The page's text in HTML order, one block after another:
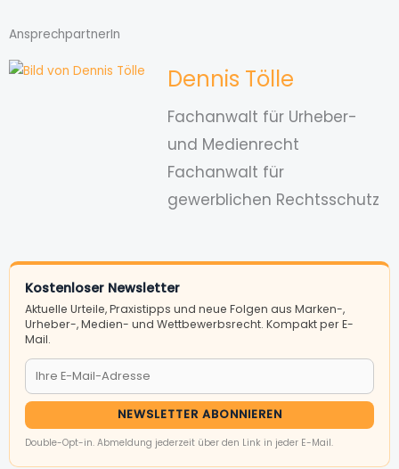
AnsprechpartnerIn
Dennis Tölle
Fachanwalt für Urheber-
und Medienrecht
Fachanwalt für
gewerblichen Rechtsschutz
Kostenloser Newsletter
Aktuelle Urteile, Praxistipps und neue Folgen aus Marken-,
Urheber-, Medien- und Wettbewerbsrecht. Kompakt per E-
Mail.
NEWSLETTER ABONNIEREN
Double-Opt-in. Abmeldung jederzeit über den Link in jeder E-Mail.